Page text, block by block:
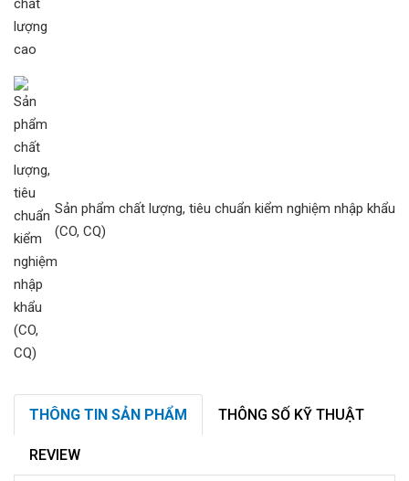
Sản phẩm chất lượng, tiêu chuẩn kiểm nghiệm nhập khẩu
(CO, CQ)
THÔNG TIN SẢN PHẨM THÔNG SỐ KỸ THUẬT
REVIEW